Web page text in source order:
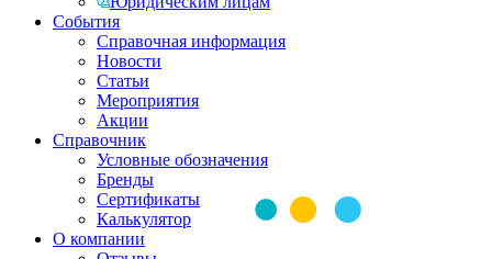
События
Справочная информация
Новости
Статьи
Мероприятия
Акции
Справочник
Условные обозначения
Бренды
Сертификаты
Калькулятор
О компании